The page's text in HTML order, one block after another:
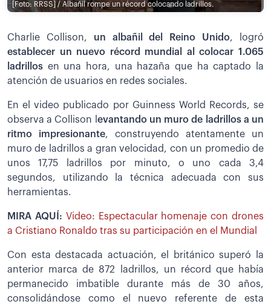
[Foto: RRSS] / Albañil rompe un récord colocando ladrillos.
Charlie Collison, un albañil del Reino Unido, logró
establecer un nuevo récord mundial al colocar 1.065
ladrillos en una hora, una hazaña que ha captado la
atención de usuarios en redes sociales.
En el video publicado por Guinness World Records, se
observa a Collison l evantando un muro de ladrillos a un
ritmo impresionante, construyendo atentamente un
muro de ladrillos a gran velocidad, con un promedio de
unos 17,75 ladrillos por minuto, o uno cada 3,4
segundos, utilizando la técnica adecuada con sus
herramientas.
MIRA AQUÍ: Video: Espectacular homenaje con drones
a Cristiano Ronaldo tras su participación en el Mundial
Con esta destacada actuación, el británico superó la
anterior marca de 872 ladrillos, un récord que había
permanecido imbatible durante más de 30 años,
consolidándose como el nuevo referente de esta